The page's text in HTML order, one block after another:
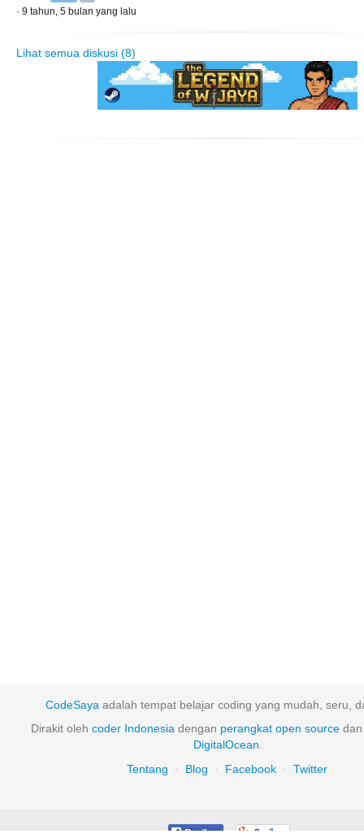
· 9 tahun, 5 bulan yang lalu
Lihat semua diskusi (8)
CodeSaya adalah tempat belajar coding yang mudah, seru,
Dirakit oleh coder Indonesia dengan perangkat open source
DigitalOcean
Tentang
· Blog · Facebook · Twitter